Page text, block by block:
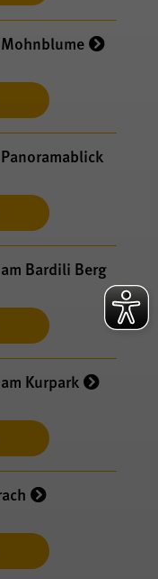
Bardili Berg
Kurpark